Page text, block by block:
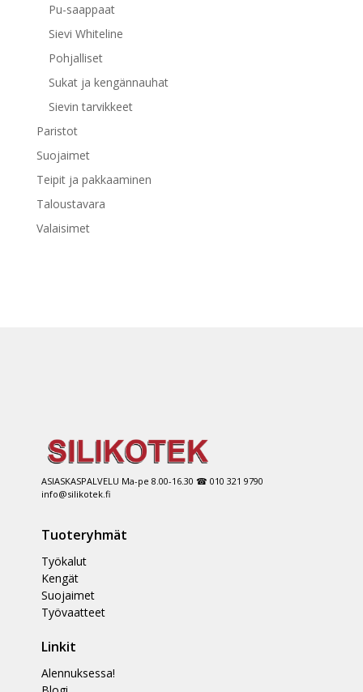
Pu-saappaat
Sievi Whiteline
Pohjalliset
Sukat ja kengännauhat
Sievin tarvikkeet
Paristot
Suojaimet
Teipit ja pakkaaminen
Taloustavara
Valaisimet
ASIASKASPALVELU Ma-pe 8.00-16.30 ☎ 010 321 9790
info@silikotek.fi
Tuoteryhmät
Työkalut
Kengät
Suojaimet
Työvaatteet
Linkit
Alennuksessa!